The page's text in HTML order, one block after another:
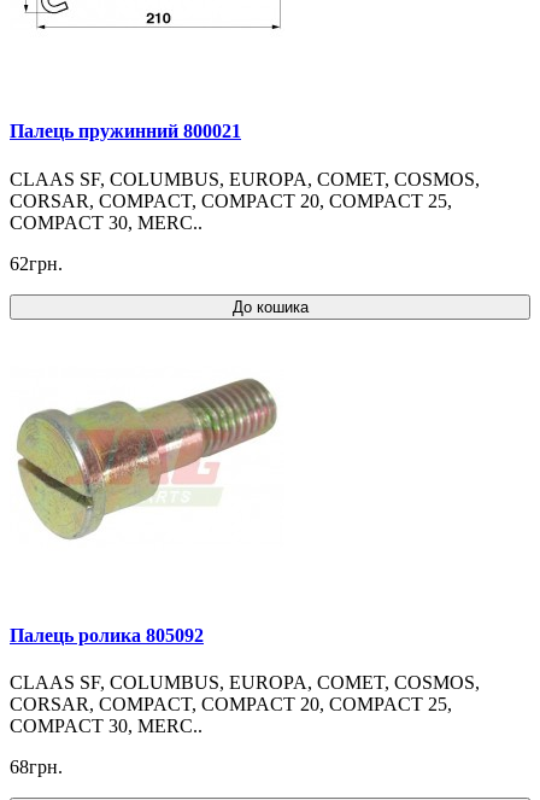
Палець пружинний 800021
CLAAS SF, COLUMBUS, EUROPA, COMET, COSMOS,
CORSAR, COMPACT, COMPACT 20, COMPACT 25,
COMPACT 30, MERC..
62грн.
До кошика
Палець ролика 805092
CLAAS SF, COLUMBUS, EUROPA, COMET, COSMOS,
CORSAR, COMPACT, COMPACT 20, COMPACT 25,
COMPACT 30, MERC..
68грн.